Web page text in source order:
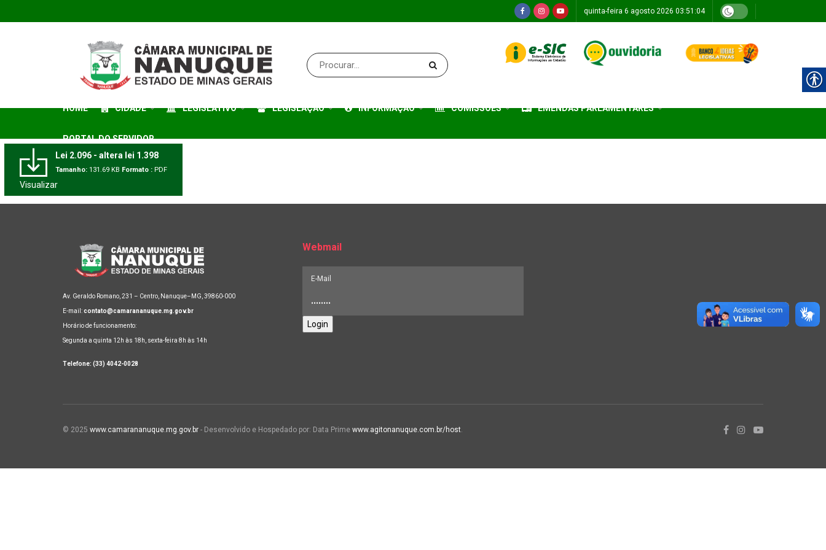
quinta-feira 6 agosto 2026 03:51:04
HOME CIDADE LEGISLATIVO LEGISLAÇÃO INFORMAÇÃO COMISSÕES EMENDAS PARLAMENTARES
PORTAL DO SERVIDOR
Lei 2.096 - altera lei 1.398
Tamanho: 131.69 KB Formato : PDF
Visualizar
Av. Geraldo Romano, 231 – Centro, Nanuque–MG, 39860-000
E-mail:contato@camarananuque.mg.gov.br
Horário de funcionamento:
Segunda a quinta 12h às 18h, sexta-feira 8h às 14h
Telefone: (33) 4042-0028
Webmail
Login
© 2025 www.camarananuque.mg.gov.br - Desenvolvido e Hospedado por: Data Prime www.agitonanuque.com.br/host.